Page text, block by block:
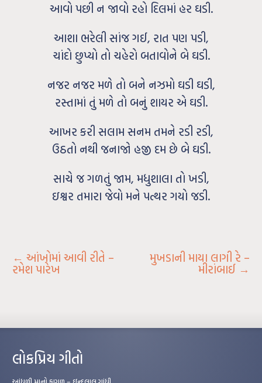
આવો પછી ન જાવો રહો દિલમાં હર ઘડી.
આશા ભરેલી સાંજ ગઈ, રાત પણ પડી,
ચાંદો છુપ્યો તો ચહેરો બતાવોને બે ઘડી.
નજર નજર મળે તો બને નઝમો ઘડી ઘડી,
રસ્તામાં તું મળે તો બનું શાયર એ ઘડી.
આખર કરી સલામ સનમ તમને રડી રડી,
ઉઠતો નથી જનાજો હજી દમ છે બે ઘડી.
સાચે જ ગળતું જામ, મધુશાલા તો ખડી,
ઇશ્વર તમારા જેવો મને પત્થર ગયો જડી.
← આંખોમાં આવી રીતે –
રમેશ પારેખ
મુખડાની માયા લાગી રે –
મીરાંબાઈ →
લોકપ્રિય ગીતો